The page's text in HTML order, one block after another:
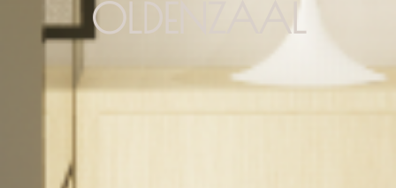
OLDENZAAL